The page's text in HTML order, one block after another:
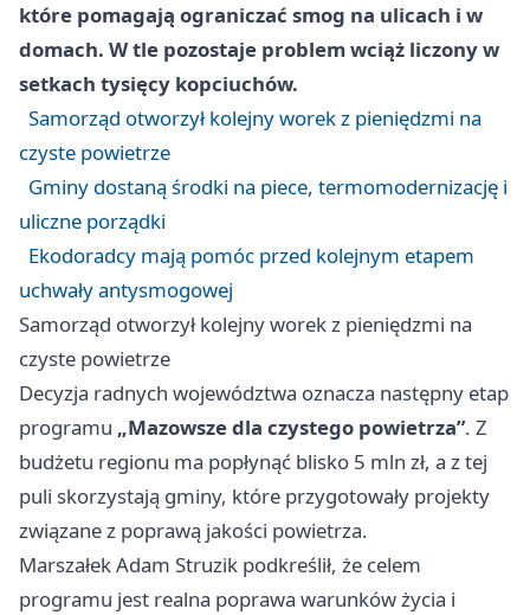
które pomagają ograniczać smog na ulicach i w
domach. W tle pozostaje problem wciąż liczony w
setkach tysięcy kopciuchów.
Samorząd otworzył kolejny worek z pieniędzmi na
czyste powietrze
Gminy dostaną środki na piece, termomodernizację i
uliczne porządki
Ekodoradcy mają pomóc przed kolejnym etapem
uchwały antysmogowej
Samorząd otworzył kolejny worek z pieniędzmi na
czyste powietrze
Decyzja radnych województwa oznacza następny etap
programu „Mazowsze dla czystego powietrza”. Z
budżetu regionu ma popłynąć blisko 5 mln zł, a z tej
puli skorzystają gminy, które przygotowały projekty
związane z poprawą jakości powietrza.
Marszałek Adam Struzik podkreślił, że celem
programu jest realna poprawa warunków życia i